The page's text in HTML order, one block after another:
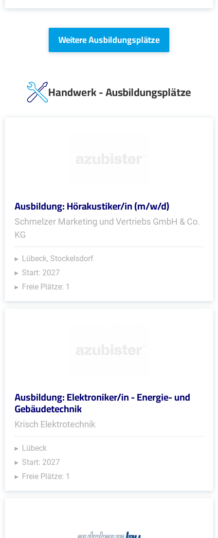
Weitere Ausbildungsplätze
Handwerk - Ausbildungsplätze
Ausbildung: Hörakustiker/in (m/w/d)
Schmelzer Marketing und Vertriebs GmbH & Co.
KG
Lübeck, Stockelsdorf
Start: 2027
Freie Plätze: 1
Ausbildung: Elektroniker/in - Energie- und
Gebäudetechnik
Krisch Elektrotechnik
Lübeck
Start: 2027
Freie Plätze: 1